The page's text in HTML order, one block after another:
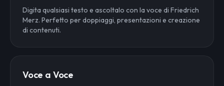
Digita qualsiasi testo e ascoltalo con la voce di Friedrich
Merz. Perfetto per doppiaggi, presentazioni e creazione
di contenuti.
Voce a Voce